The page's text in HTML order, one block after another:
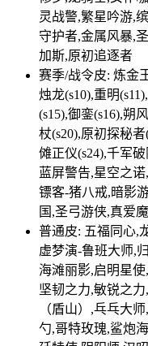
灵战警,繁星吟游,
守护者,金属风暴,
加斯,原初追逐者
赛季/战令皮: 炼金
烛龙(s10),重明
(s15),御銮(s16),朔
杖(s20),原初探秘
傩正仪(s24),千军
蓝屏警告,星空之
镖客-猪八戒,暗影
国,圣弓游侠,真爱
普通皮: 五福同心,
虚梦演-鲁班大师,
海滩丽影,启明星
坚韧之力,敏锐之
（盾山）,乓乓大
勺,哥特玫瑰,鲨炮